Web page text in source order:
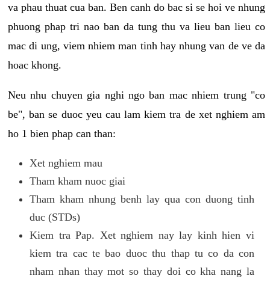
va phau thuat cua ban. Ben canh do bac si se hoi ve nhung
phuong phap tri nao ban da tung thu va lieu ban lieu co
mac di ung, viem nhiem man tinh hay nhung van de ve da
hoac khong.
Neu nhu chuyen gia nghi ngo ban mac nhiem trung "co
be", ban se duoc yeu cau lam kiem tra de xet nghiem am
ho 1 bien phap can than:
Xet nghiem mau
Tham kham nuoc giai
Tham kham nhung benh lay qua con duong tinh
duc (STDs)
Kiem tra Pap. Xet nghiem nay lay kinh hien vi
kiem tra cac te bao duoc thu thap tu co da con
nham nhan thay mot so thay doi co kha nang la